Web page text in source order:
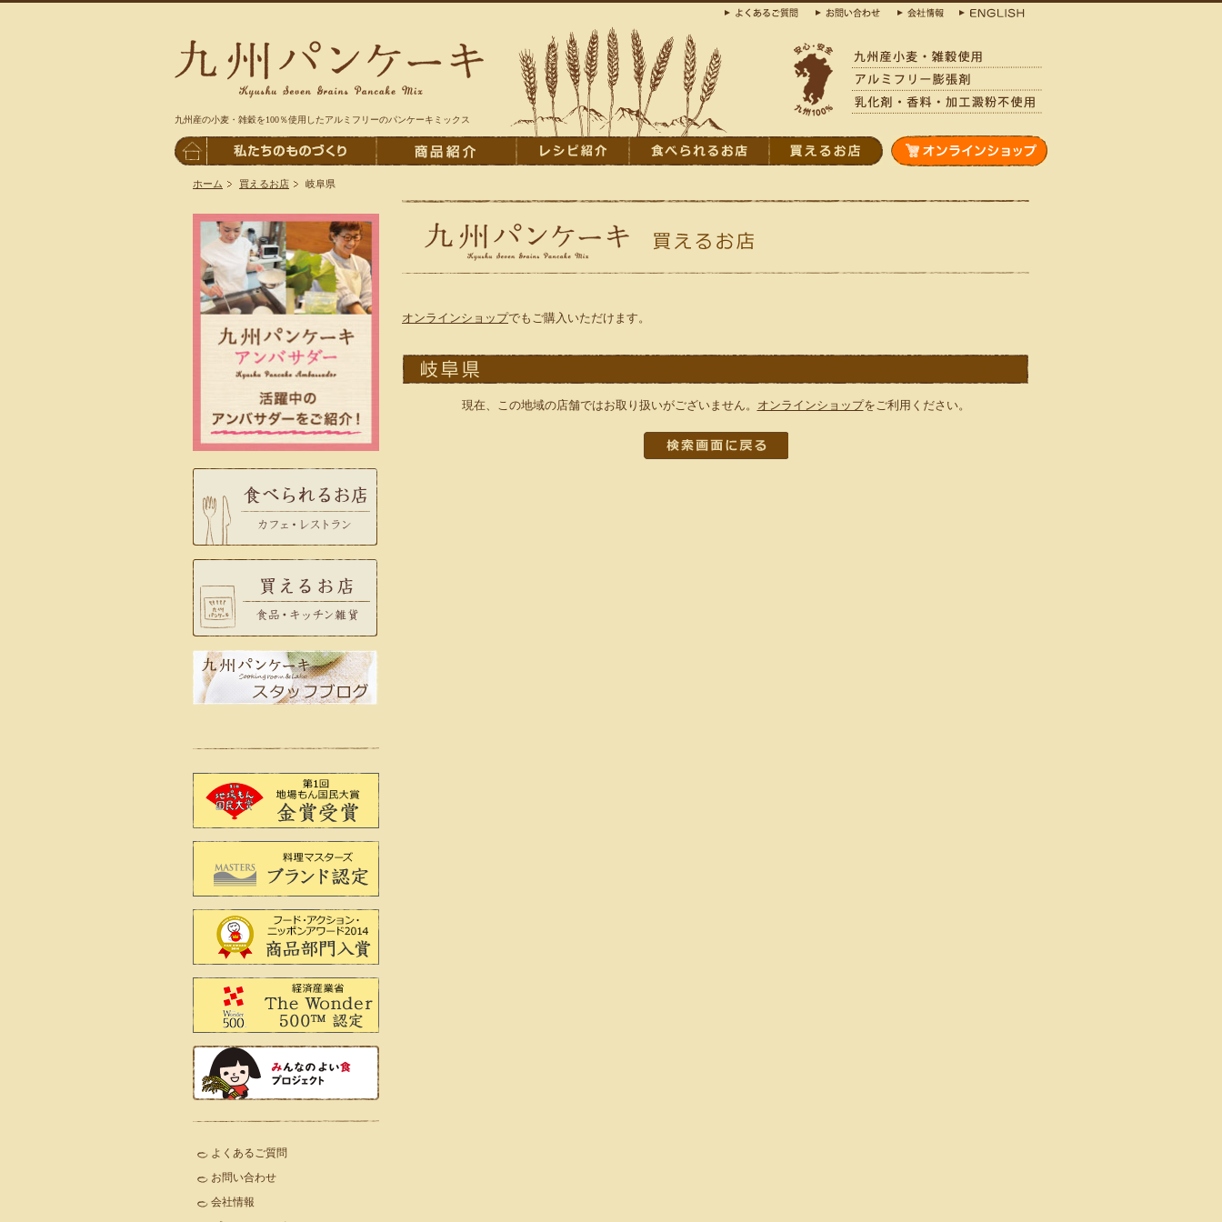
九州産の小麦・雑穀を100％使用したアルミフリーのパンケーキミックス
ホーム 買えるお店 岐阜県
オンラインショップでもご購入いただけます。
現在、この地域の店舗ではお取り扱いがございません。 オンラインショップをご利用ください。
よくあるご質問
お問い合わせ
会社情報